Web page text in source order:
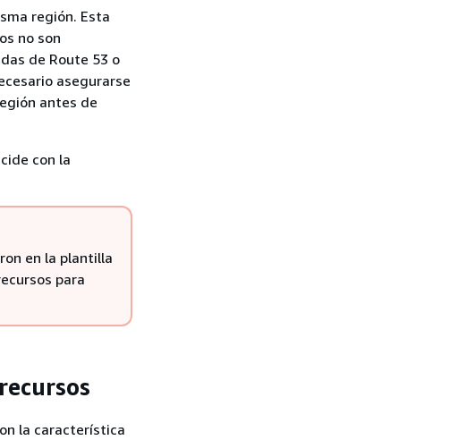
región. Esta
no son
de Route 53 o
asegurarse
antes de
con la
en la plantilla
para
la característica